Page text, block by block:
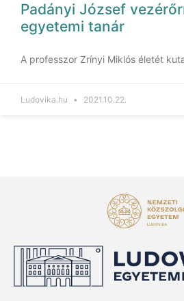
Padányi József
egyetemi tanár
A professzor Zrínyi Miklós életét
Ludovika.hu 2021.10.22.